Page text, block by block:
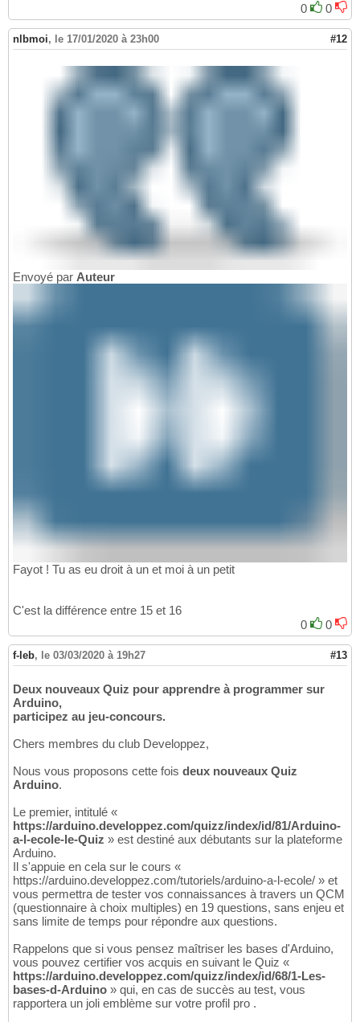
0 0
nlbmoi, le 17/01/2020 à 23h00 #12
Envoyé par Auteur
Fayot ! Tu as eu droit à un et moi à un petit
C'est la différence entre 15 et 16
0
0
f-leb, le 03/03/2020 à 19h27 #13
Deux nouveaux Quiz pour apprendre à programmer sur
Arduino,
participez au jeu-concours.
Chers membres du club Developpez,
Nous vous proposons cette fois deux nouveaux Quiz
Arduino.
Le premier, intitulé «
https://arduino.developpez.com/quizz/index/id/81/Arduino-
a-l-ecole-le-Quiz » est destiné aux débutants sur la plateforme
Arduino.
Il s'appuie en cela sur le cours «
https://arduino.developpez.com/tutoriels/arduino-a-l-ecole/ » et
vous permettra de tester vos connaissances à travers un QCM
(questionnaire à choix multiples) en 19 questions, sans enjeu et
sans limite de temps pour répondre aux questions.
Rappelons que si vous pensez maîtriser les bases d'Arduino,
vous pouvez certifier vos acquis en suivant le Quiz «
https://arduino.developpez.com/quizz/index/id/68/1-Les-
bases-d-Arduino » qui, en cas de succès au test, vous
rapportera un joli emblème sur votre profil pro .